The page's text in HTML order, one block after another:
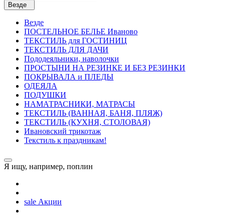
Везде
Везде
ПОСТЕЛЬНОE БЕЛЬE Иваново
ТЕКСТИЛЬ для ГОСТИНИЦ
ТЕКСТИЛЬ ДЛЯ ДАЧИ
Пододеяльники, наволочки
ПРОСТЫНИ НА РЕЗИНКЕ И БЕЗ РЕЗИНКИ
ПОКРЫВАЛА и ПЛЕДЫ
ОДЕЯЛА
ПОДУШКИ
НАМАТРАСНИКИ, МАТРАСЫ
ТЕКСТИЛЬ (ВАННАЯ, БАНЯ, ПЛЯЖ)
ТЕКСТИЛЬ (КУХНЯ, СТОЛОВАЯ)
Ивановский трикотаж
Текстиль к праздникам!
Я ищу, например, поплин
sale Акции